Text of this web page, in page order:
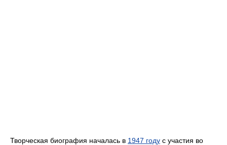
Творческая биография началась в 1947 году с участия во